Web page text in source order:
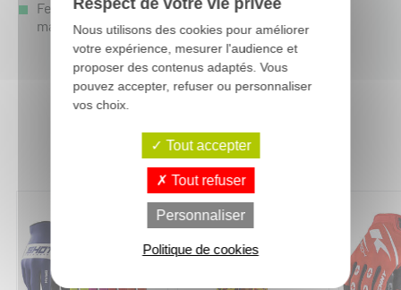
Fermeture ajustable FIST personnalisée pour un
maintien parfait selon vos préférences
Vous aimerez aussi :
Nous utilisons des cookies pour améliorer
votre expérience, mesurer l'audience et
proposer des contenus adaptés. Vous
pouvez accepter, refuser ou personnaliser
vos choix.
Tout accepter
Tout refuser
Personnaliser
Politique de cookies